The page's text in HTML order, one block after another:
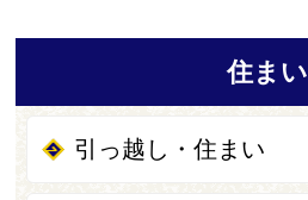
住まい
引っ越し・住まい